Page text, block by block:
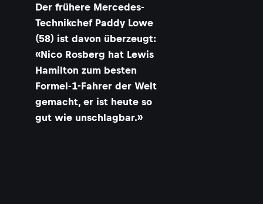
​Der frühere Mercedes-
Technikchef Paddy Lowe
(58) ist davon überzeugt:
«Nico Rosberg hat Lewis
Hamilton zum besten
Formel-1-Fahrer der Welt
gemacht, er ist heute so
gut wie unschlagbar.»